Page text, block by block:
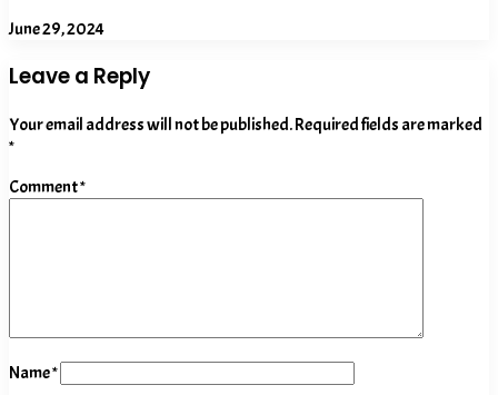
June 29, 2024
Leave a Reply
Your email address will not be published.Required fields are marked
*
Comment*
Name*